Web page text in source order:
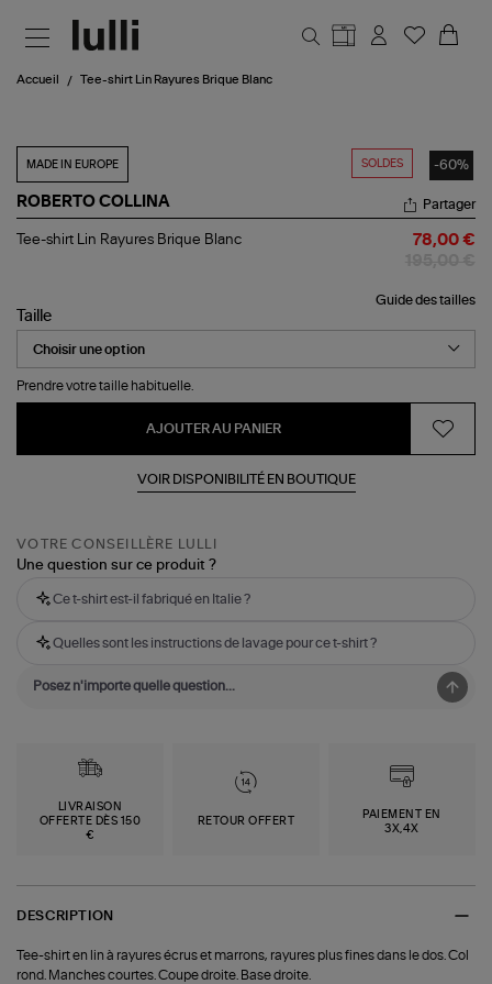
Accueil Tee-shirt Lin Rayures Brique Blanc
SOLDES -60%
MADE IN EUROPE
ROBERTO COLLINA
Tee-
Brique
Blanc
Partager
Tee-shirt Lin Rayures Brique Blanc 78,00 €
Guide des tailles
Taille
Prendre votre taille habituelle.
AJOUTER AU PANIER
VOIR DISPONIBILITÉ EN BOUTIQUE
VOTRE CONSEILLÈRE LULLI
Une question sur ce produit ?
Ce t-shirt est-il fabriqué en Italie ?
Quelles sont les instructions de lavage pour ce t-shirt ?
LIVRAISON
OFFERTE DÈS 150
€
RETOUR OFFERT
PAIEMENT EN
3X,4X
DESCRIPTION
Tee-shirt en lin à rayures écrus et marrons, rayures plus fines dans le dos. Col
rond. Manches courtes. Coupe droite. Base droite.